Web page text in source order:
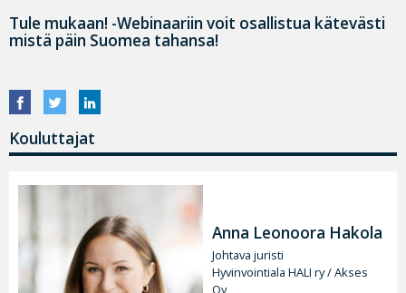
Tule mukaan! -Webinaariin voit osallistua kätevästi
mistä päin Suomea tahansa!
Kouluttajat
Anna Leonoora Hakola
Johtava juristi
Hyvinvointiala HALI ry / Akses
Oy